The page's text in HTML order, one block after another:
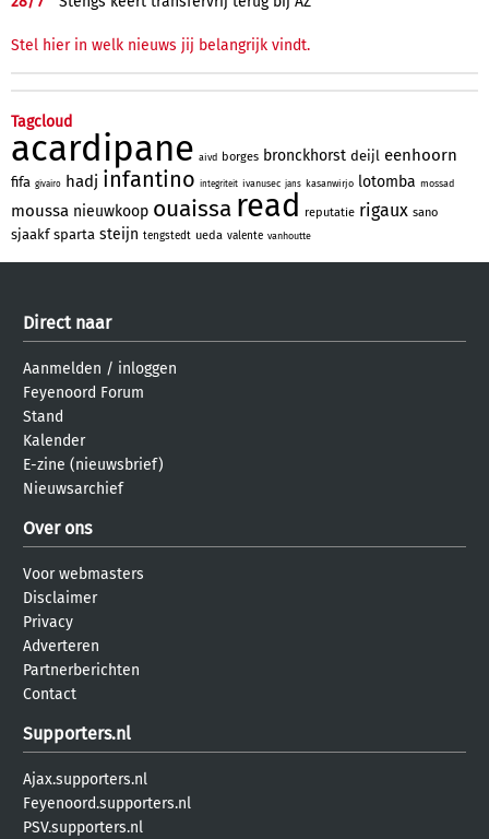
Stel hier in welk nieuws jij belangrijk vindt.
Tagcloud
acardipane aivd borges bronckhorst deijl eenhoorn
fifa givairo hadj infantino integriteit ivanusec jans kasanwirjo lotomba mossad
moussa nieuwkoop ouaissa read reputatie rigaux sano
sjaakf sparta steijn tengstedt ueda valente vanhoutte
Direct naar
Aanmelden / inloggen
Feyenoord Forum
Stand
Kalender
E-zine (nieuwsbrief)
Nieuwsarchief
Over ons
Voor webmasters
Disclaimer
Privacy
Adverteren
Partnerberichten
Contact
Supporters.nl
Ajax.supporters.nl
Feyenoord.supporters.nl
PSV.supporters.nl